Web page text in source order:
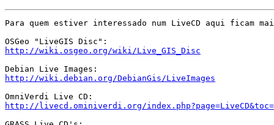
Para quem estiver interessado num LiveCD aqui ficam
http://wiki.osgeo.org/wiki/Live_GIS_Disc
http://wiki.debian.org/DebianGis/LiveImages
http://livecd.ominiverdi.org/